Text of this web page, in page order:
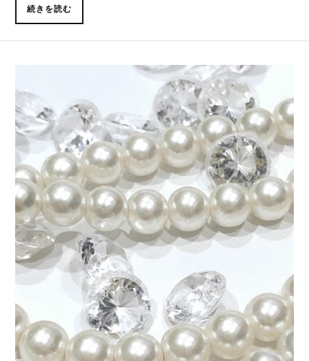
続きを読む